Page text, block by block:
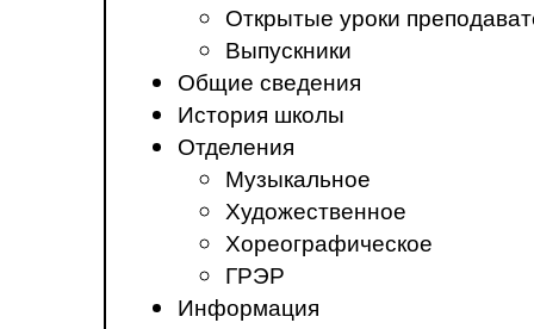
Открытые уроки
Выпускники
Общие сведения
История школы
Отделения
Музыкальное
Художественное
Хореографическое
ГРЭР
Информация